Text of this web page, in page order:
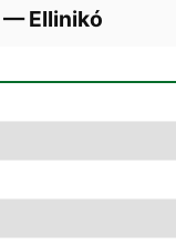
—Ellinikó